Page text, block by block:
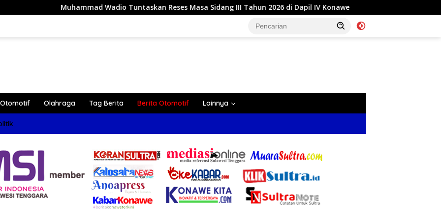
Wadio Tuntaskan Reses Masa Sidang III Tahun 2026 di Dapil IV Konawe Reses di Labela, Anggota DPRD
Otomotif Olahraga Tag Berita Berita Otomotif Lainnya